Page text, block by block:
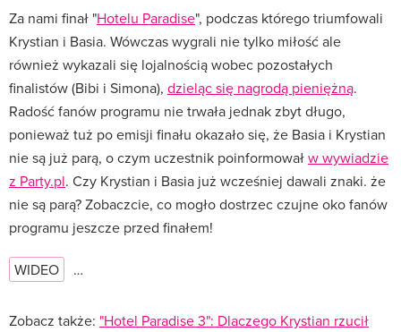
Za nami finał "Hotelu Paradise", podczas którego triumfowali
Krystian i Basia. Wówczas wygrali nie tylko miłość ale
również wykazali się lojalnością wobec pozostałych
finalistów (Bibi i Simona), dzieląc się nagrodą pieniężną.
Radość fanów programu nie trwała jednak zbyt długo,
ponieważ tuż po emisji finału okazało się, że Basia i Krystian
nie są już parą, o czym uczestnik poinformowałw wywiadzie
z Party.pl. Czy Krystian i Basia już wcześniej dawali znaki. że
nie są parą? Zobaczcie, co mogło dostrzec czujne oko fanów
programu jeszcze przed finałem!
WIDEO …
Zobacz także: "Hotel Paradise 3": Dlaczego Krystian rzucił